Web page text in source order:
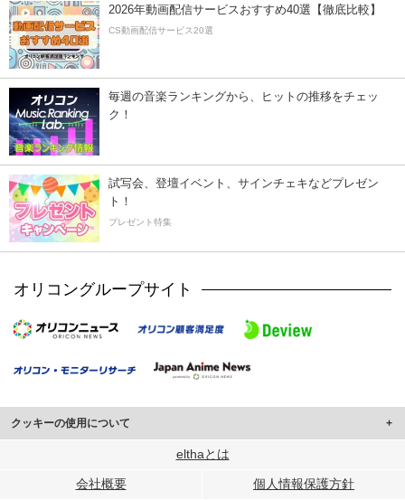
2026年動画配信サービスおすすめ40選【徹底比較】
CS動画配信サービス20選
毎週の音楽ランキングから、ヒットの推移をチェッ
ク！
試写会、登壇イベント、サインチェキなどプレゼン
ト！
プレゼント特集
オリコングループサイト
クッキーの使用について
このサイトでは Cookie を使用して、ユーザーに合わせたコンテンツや広告の
行っています。
elthaとは
会社概要 個人情報保護方針